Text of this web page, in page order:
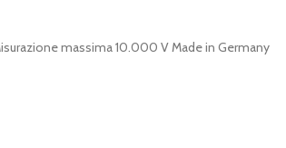
massima 10.000 V Made in Germany